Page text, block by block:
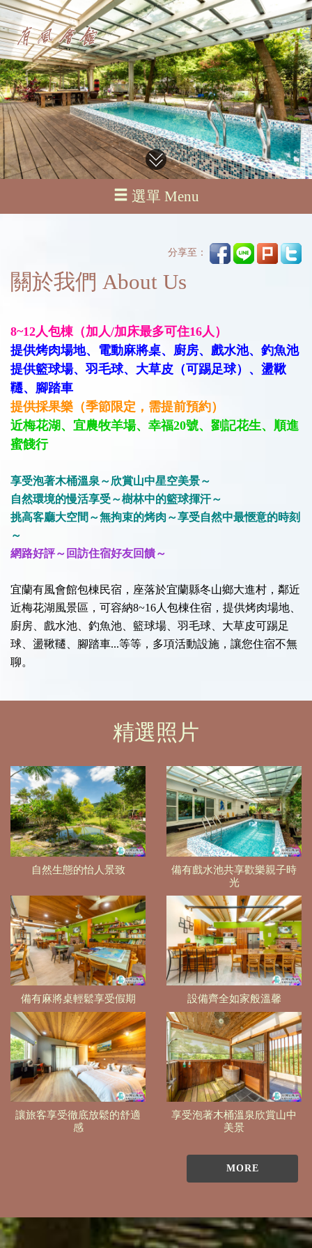
選單 Menu
分享至：
關於我們 About Us
8~12人包棟（加人/加床最多可住16人）
提供烤肉場地、電動麻將桌、廚房、戲水池、釣魚池
提供籃球場、羽毛球、大草皮（可踢足球）、盪鞦
韆、腳踏車
提供採果樂（季節限定，需提前預約）
近梅花湖、宜農牧羊場、幸福20號、劉記花生、順進
蜜餞行
享受泡著木桶溫泉～欣賞山中星空美景～
自然環境的慢活享受～樹林中的籃球揮汗～
挑高客廳大空間～無拘束的烤肉～享受自然中最愜意的時刻
～
網路好評～回訪住宿好友回饋～
宜蘭有風會館包棟民宿，座落於宜蘭縣冬山鄉大進村，鄰近
近梅花湖風景區，可容納8~16人包棟住宿，提供烤肉場地、
廚房、戲水池、釣魚池、籃球場、羽毛球、大草皮可踢足
球、盪鞦韆、腳踏車...等等，多項活動設施，讓您住宿不無
聊。
精選照片
自然生態的怡人景致
備有戲水池共享歡樂親子時
光
備有麻將桌輕鬆享受假期 設備齊全如家般溫馨
讓旅客享受徹底放鬆的舒適
感
享受泡著木桶溫泉欣賞山中
美景
MORE